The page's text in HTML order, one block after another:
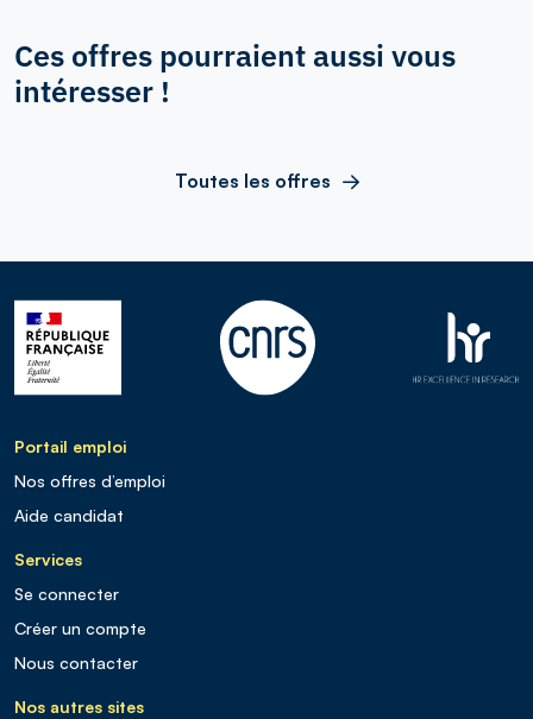
Ces offres pourraient aussi vous
intéresser !
Toutes les offres
Portail emploi
Nos offres d’emploi
Aide candidat
Services
Se connecter
Créer un compte
Nous contacter
Nos autres sites